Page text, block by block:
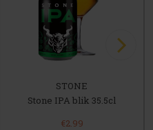
STONE
Stone IPA blik 35.5cl
€2.99